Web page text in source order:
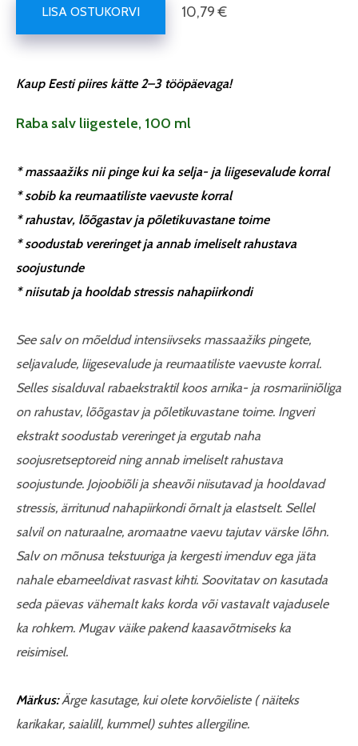
LISA OSTUKORVI 10,79 €
Kaup Eesti piires kätte 2–3 tööpäevaga!
Raba salv liigestele, 100 ml
* massaažiks nii pinge kui ka selja- ja liigesevalude korral
* sobib ka reumaatiliste vaevuste korral
* rahustav, lõõgastav ja põletikuvastane toime
* soodustab vereringet ja annab imeliselt rahustava
soojustunde
* niisutab ja hooldab stressis nahapiirkondi
See salv on mõeldud intensiivseks massaažiks pingete,
seljavalude, liigesevalude ja reumaatiliste vaevuste korral.
Selles sisalduval rabaekstraktil koos arnika- ja rosmariiniõliga
on rahustav, lõõgastav ja põletikuvastane toime. Ingveri
ekstrakt soodustab vereringet ja ergutab naha
soojusretseptoreid ning annab imeliselt rahustava
soojustunde. Jojoobiõli ja sheavõi niisutavad ja hooldavad
stressis, ärritunud nahapiirkondi õrnalt ja elastselt. Sellel
salvil on naturaalne, aromaatne vaevu tajutav värske lõhn.
Salv on mõnusa tekstuuriga ja kergesti imenduv ega jäta
nahale ebameeldivat rasvast kihti. Soovitatav on kasutada
seda päevas vähemalt kaks korda või vastavalt vajadusele
ka rohkem. Mugav väike pakend kaasavõtmiseks ka
reisimisel.
Märkus:Ärge kasutage, kui olete korvõieliste ( näiteks
karikakar, saialill, kummel) suhtes allergiline.